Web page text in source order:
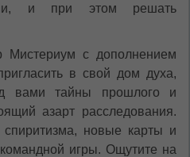
и при этом решать
Мистериум с дополнением
в свой дом духа,
вами тайны прошлого и
азарт расследования.
новые карты и
игры. Ощутите на